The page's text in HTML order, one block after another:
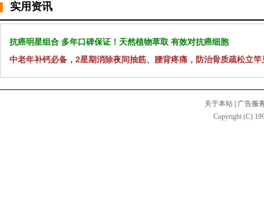
实用资讯
抗癌明星组合 多年口碑保证！天然植物萃取 有效对抗癌细胞
中老年补钙必备，2星期消除夜间抽筋、腰背疼痛，防治骨质疏松立竿
关于本站
广告服
Copyright (C)